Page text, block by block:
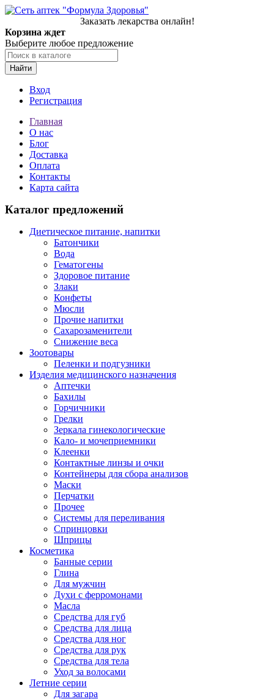
Заказать лекарства онлайн!
Корзина ждет
Выберите любое предложение
Найти
Вход
Регистрация
Главная
О нас
Блог
Доставка
Оплата
Контакты
Карта сайта
Каталог предложений
Диетическое питание, напитки
Батончики
Вода
Гематогены
Здоровое питание
Злаки
Конфеты
Мюсли
Прочие напитки
Сахарозаменители
Снижение веса
Зоотовары
Пеленки и подгузники
Изделия медицинского назначения
Аптечки
Бахилы
Горчичники
Грелки
Зеркала гинекологические
Кало- и мочеприемники
Клеенки
Контактные линзы и очки
Контейнеры для сбора анализов
Маски
Перчатки
Прочее
Системы для переливания
Спринцовки
Шприцы
Косметика
Банные серии
Глина
Для мужчин
Духи с ферромонами
Масла
Средства для губ
Средства для лица
Средства для ног
Средства для рук
Средства для тела
Уход за волосами
Летние серии
Для загара